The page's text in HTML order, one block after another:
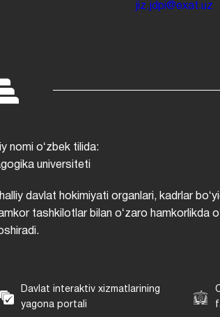
jiz.jdpi@exat.uz
nomi oʻzbek tilida:
universiteti
davlat hokimiyati organlari, kadrlar
tashkilotlar bilan oʻzaro hamkorlikda
Davlat interaktiv xizmatlarining
yagona portali